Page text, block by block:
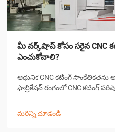
మీ వర్క్‌షాప్ కోసం సరైన CNC
ఎంచుకోవాలి?
ఆధునిక CNC కటింగ్
ఫాబ్రికేషన్ రంగంలో CNC కటింగ్
మరిన్ని చూడండి